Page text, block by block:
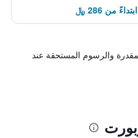
والرسوم المستحقة عند